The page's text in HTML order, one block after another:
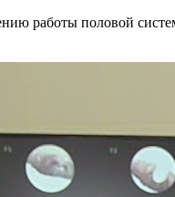
работы половой